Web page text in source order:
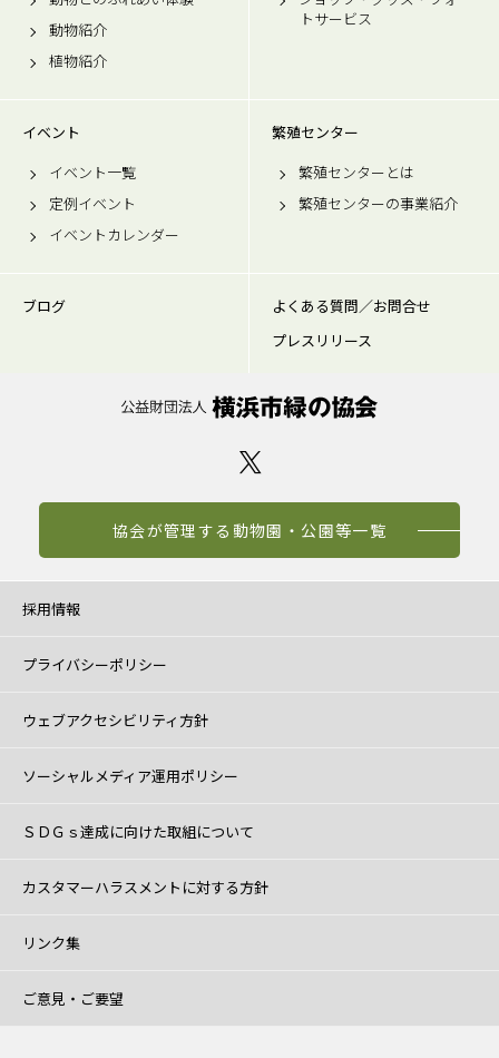
動物紹介
植物紹介
トサービス
イベント
イベント一覧
定例イベント
イベントカレンダー
繁殖センター
繁殖センターとは
繁殖センターの事業紹介
ブログ
よくある質問／お問合せ
プレスリリース
協会が管理する動物園・公園等一覧
採用情報
プライバシーポリシー
ウェブアクセシビリティ方針
ソーシャルメディア運用ポリシー
ＳＤＧｓ達成に向けた取組について
カスタマーハラスメントに対する方針
リンク集
ご意見・ご要望